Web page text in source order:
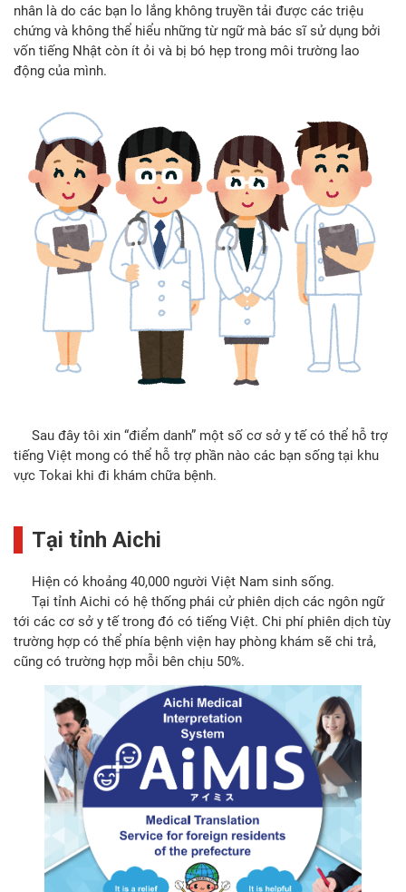
nhân là do các bạn lo lắng không truyền tải được các triệu
chứng và không thể hiểu những từ ngữ mà bác sĩ sử dụng bởi
vốn tiếng Nhật còn ít ỏi và bị bó hẹp trong môi trường lao
động của mình.
Sau đây tôi xin “điểm danh” một số cơ sở y tế có thể hỗ trợ
tiếng Việt mong có thể hỗ trợ phần nào các bạn sống tại khu
vực Tokai khi đi khám chữa bệnh.
Tại tỉnh Aichi
Hiện có khoảng 40,000 người Việt Nam sinh sống.
Tại tỉnh Aichi có hệ thống phái cử phiên dịch các ngôn ngữ
tới các cơ sở y tế trong đó có tiếng Việt. Chi phí phiên dịch tùy
trường hợp có thể phía bệnh viện hay phòng khám sẽ chi trả,
cũng có trường hợp mỗi bên chịu 50%.